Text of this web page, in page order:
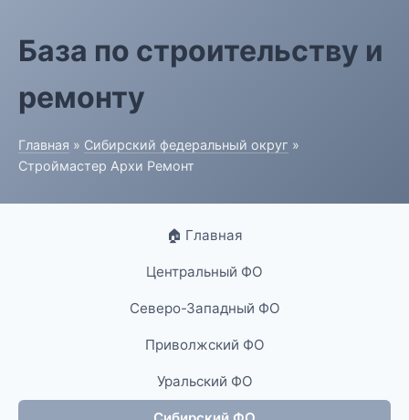
База по строительству и
ремонту
Главная » Сибирский федеральный округ »
Строймастер Архи Ремонт
🏠 Главная
Центральный ФО
Северо-Западный ФО
Приволжский ФО
Уральский ФО